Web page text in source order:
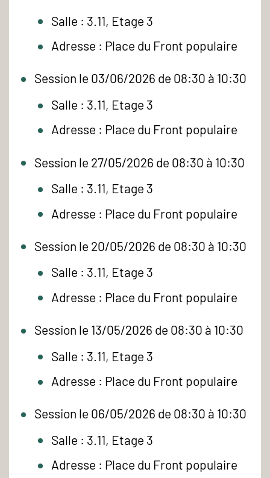
Salle : 3.11, Etage 3
Adresse : Place du Front populaire
Session le 03/06/2026 de 08:30 à 10:30
Salle : 3.11, Etage 3
Adresse : Place du Front populaire
Session le 27/05/2026 de 08:30 à 10:30
Salle : 3.11, Etage 3
Adresse : Place du Front populaire
Session le 20/05/2026 de 08:30 à 10:30
Salle : 3.11, Etage 3
Adresse : Place du Front populaire
Session le 13/05/2026 de 08:30 à 10:30
Salle : 3.11, Etage 3
Adresse : Place du Front populaire
Session le 06/05/2026 de 08:30 à 10:30
Salle : 3.11, Etage 3
Adresse : Place du Front populaire